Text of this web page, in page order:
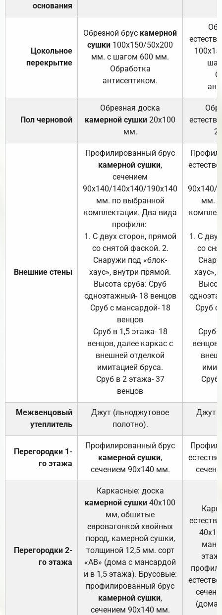
основания
Цокольное
перекрытие
Обрезной брус камерной
сушки 100х150/50х200
мм. с шагом 600 мм.
Обработка
антисептиком.
Пол черновой
Обрезная доска
камерной сушки 20х100
мм.
Внешние стены
Профилированный брус
камерной сушки,
сечением
90х140/140х140/190х140
мм. по выбранной
комплектации. Два вида
профиля:
1. С двух сторон, прямой
со снятой фаской. 2.
Снаружи под «блок-
хаус», внутри прямой.
Высота сруба: Сруб
одноэтажный- 18 венцов
Сруб с мансардой- 18
венцов
Сруб в 1,5 этажа- 18
венцов, далее каркас с
внешней отделкой
имитацией бруса.
Сруб в 2 этажа- 37
венцов
90х140/
мм.
1. С
со
хаус»,
Сруб с
Сруб
Сруб
Межвенцовый
утеплитель
Джут (льноджутовое
полотно).
Джут
Перегородки 1-
го этажа
Профилированный брус
камерной сушки,
сечением 90х140 мм.
Перегородки 2-
го этажа
Каркасные: доска
камерной сушки 40х100
мм, обшитые
евровагонкой хвойных
пород, камерной сушки,
толщиной 12,5 мм. сорт
«АВ» (дома с мансардой
и в 1,5 этажа). Брусовые:
профилированный брус
камерной сушки,
сечением 90х140 мм.
(дома